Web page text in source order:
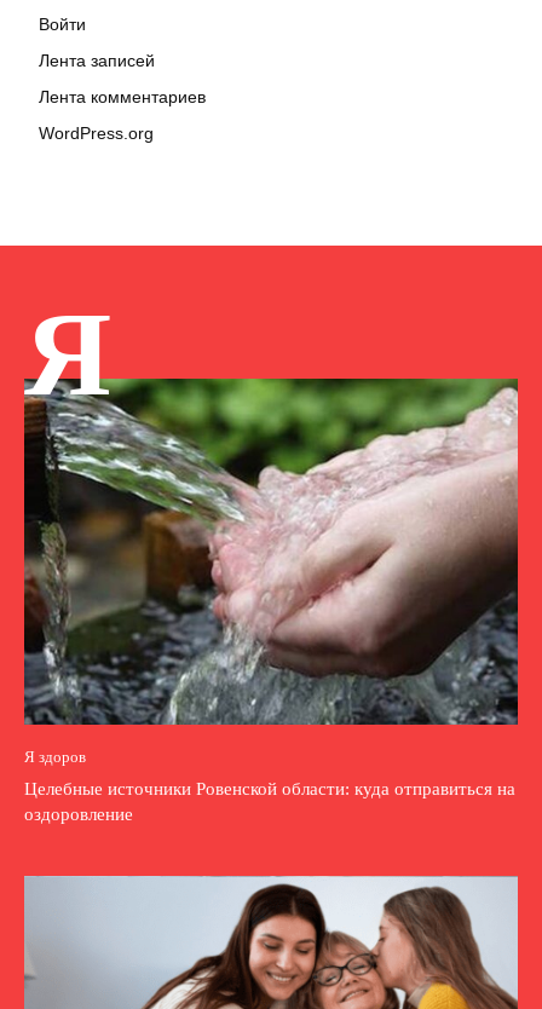
Войти
Лента записей
Лента комментариев
WordPress.org
Я
Я здоров
Целебные источники Ровенской области: куда отправиться на
оздоровление